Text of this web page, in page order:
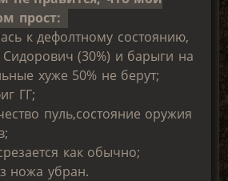
прост:
к дефолтному состоянию,
(30%) и барыги на
хуже 50% не берут;
ГГ;
пуль,состояние оружия
как обычно;
ножа убран.